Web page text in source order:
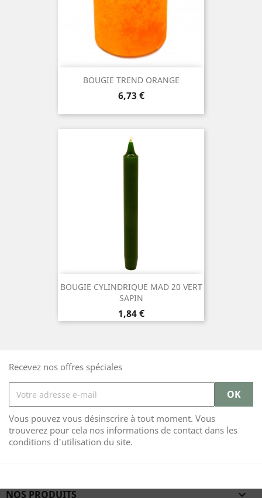
BOUGIE TREND ORANGE
Prix
6,73 €
BOUGIE CYLINDRIQUE MAD 20 VERT
SAPIN
Prix
1,84 €
Recevez nos offres spéciales
Vous pouvez vous désinscrire à tout moment. Vous
trouverez pour cela nos informations de contact dans les
conditions d'utilisation du site.
NOS PRODUITS 